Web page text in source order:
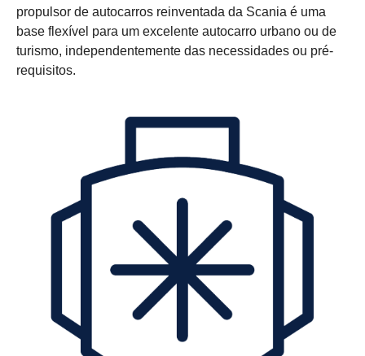
propulsor de autocarros reinventada da Scania é uma
base flexível para um excelente autocarro urbano ou de
turismo, independentemente das necessidades ou pré-
requisitos.